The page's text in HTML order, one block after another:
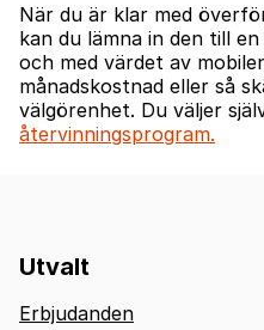
När du är klar med
kan du lämna in den till
och med värdet av
månadskostnad eller så
välgörenhet. Du väljer
återvinningsprogram.
Utvalt
Erbjudanden